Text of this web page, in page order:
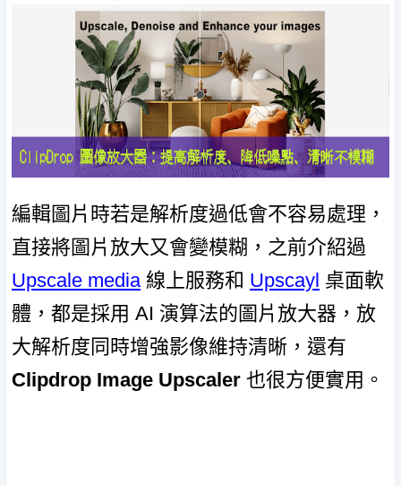
編輯圖片時若是解析度過低會不容易處理，
直接將圖片放大又會變模糊，之前介紹過
Upscale media線上服務和 Upscayl 桌面軟
體，都是採用 AI 演算法的圖片放大器，放
大解析度同時增強影像維持清晰，還有
Clipdrop Image Upscaler 也很方便實用。